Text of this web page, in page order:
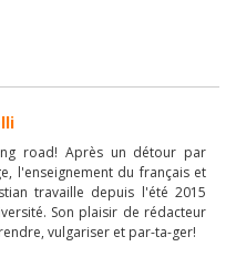
road! Après un détour par
l'enseignement du français et
travaille depuis l'été 2015
Son plaisir de rédacteur
vulgariser et par-ta-ger!